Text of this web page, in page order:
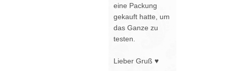
eine Packung
gekauft hatte, um
das Ganze zu
testen.
Lieber Gruß ♥